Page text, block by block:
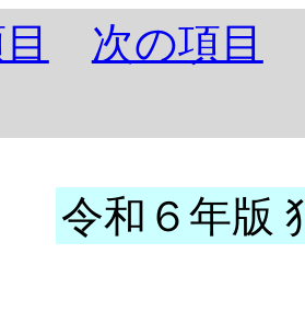
次の項目
令和６年版